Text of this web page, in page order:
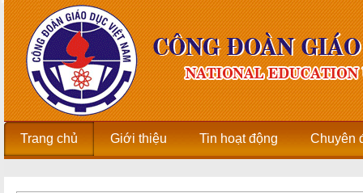
Trang chủ Giới thiệu Tin hoạt động Chuyên